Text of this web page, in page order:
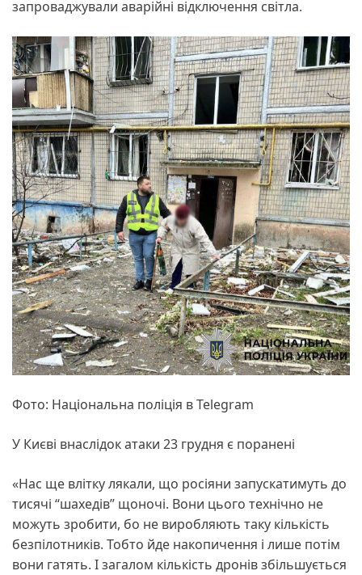
запроваджували аварійні відключення світла.
Фото: Національна поліція в Telegram
У Києві внаслідок атаки 23 грудня є поранені
«Нас ще влітку лякали, що росіяни запускатимуть до
тисячі “шахедів” щоночі. Вони цього технічно не
можуть зробити, бо не виробляють таку кількість
безпілотників. Тобто йде накопичення і лише потім
вони гатять. І загалом кількість дронів збільшується